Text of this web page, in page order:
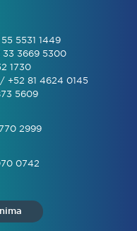
5531 1449
33 3669 5300
1730
+52 81 4624 0145
5609
2999
0742